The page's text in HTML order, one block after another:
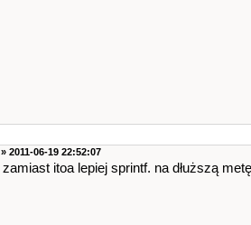
» 2011-06-19 22:52:07
zamiast itoa lepiej sprintf. na dłuższą